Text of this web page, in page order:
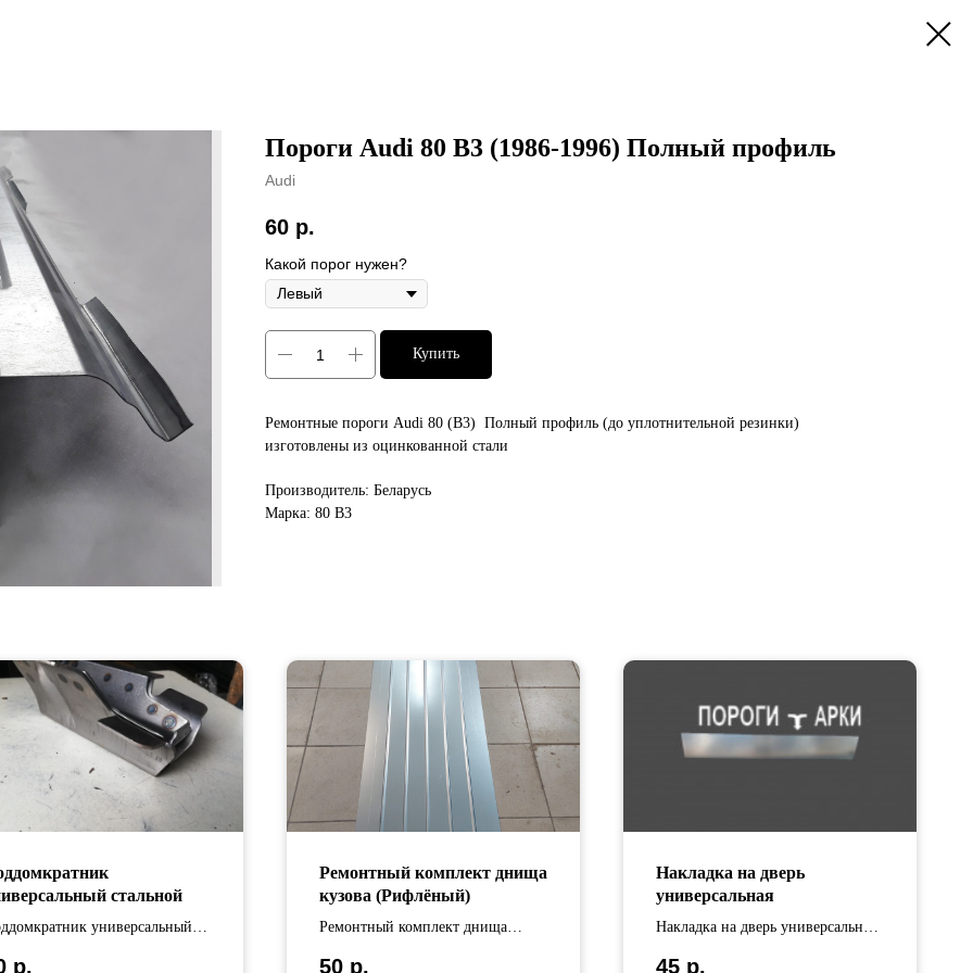
Пороги Audi 80 B3 (1986-1996) Полный профиль
Audi
60 р.
Какой порог нужен?
Купить
Ремонтные пороги Audi 80 (B3) Полный профиль (до уплотнительной резинки)
изготовлены из оцинкованной стали
Производитель: Беларусь
Марка: 80 B3
стальной
универсальный
р.
Ремонтный комплект днища
кузова (Рифлёный)
Ремонтный комплект днища
50 р.
Накладка на дверь
универсальная
Накладка на дверь универсальная
45 р.